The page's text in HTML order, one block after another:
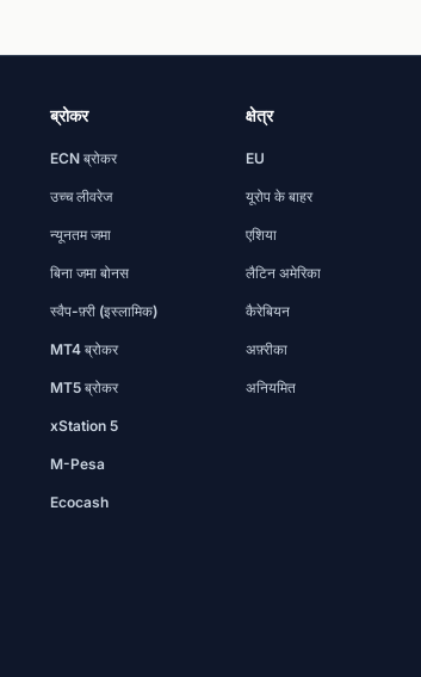
ब्रोकर
ECN ब्रोकर
उच्च लीवरेज
न्यूनतम जमा
बिना जमा बोनस
स्वैप-फ़्री (इस्लामिक)
MT4 ब्रोकर
MT5 ब्रोकर
xStation 5
M-Pesa
Ecocash
क्षेत्र
EU
यूरोप के बाहर
एशिया
लैटिन अमेरिका
कैरेबियन
अफ़्रीका
अनियमित